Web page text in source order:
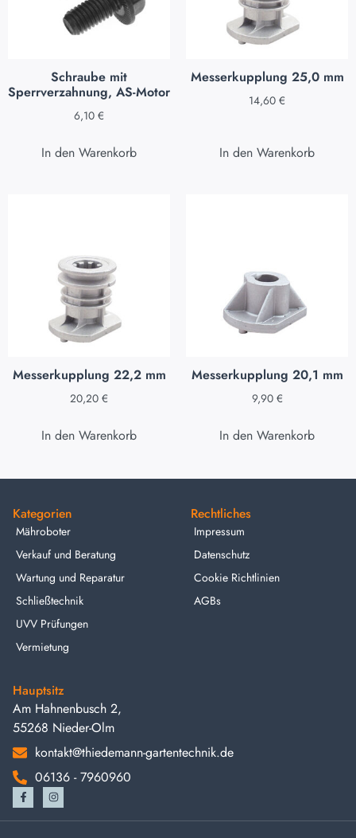
Schraube mit
Sperrverzahnung, AS-Motor
6,10 €
In den Warenkorb
Messerkupplung 25,0 mm
14,60 €
In den Warenkorb
Messerkupplung 22,2 mm
20,20 €
In den Warenkorb
Messerkupplung 20,1 mm
9,90 €
In den Warenkorb
Kategorien
Mähroboter
Verkauf und Beratung
Wartung und Reparatur
Schließtechnik
UVV Prüfungen
Vermietung
Rechtliches
Impressum
Datenschutz
Cookie Richtlinien
AGBs
Hauptsitz
Am Hahnenbusch 2,
55268 Nieder-Olm
kontakt@thiedemann-gartentechnik.de
06136 - 7960960